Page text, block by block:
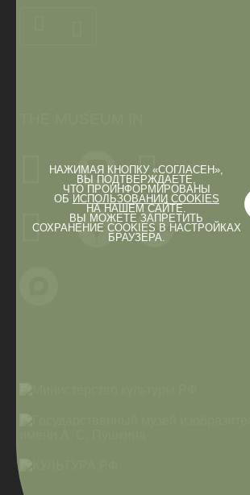
НАЖИМАЯ КНОПКУ «СОГЛАСЕН»,
ВЫ ПОДТВЕРЖДАЕТЕ,
ЧТО ПРОИНФОРМИРОВАНЫ
ОБ ИСПОЛЬЗОВАНИИ COOKIES
НА НАШЕМ САЙТЕ.
ВЫ МОЖЕТЕ ЗАПРЕТИТЬ
СОХРАНЕНИЕ COOKIES В НАСТРОЙКАХ
БРАУЗЕРА.